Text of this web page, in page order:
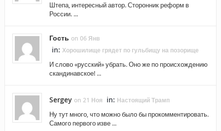
Штепа, интересный автор. Сторонник реформ в
России. ...
Гость on 06 Янв
in: Хорошилище грядет по гульбищу на позорище
И слово «русский» убрать. Оно же по происхождению
скандинавское! ...
Sergey on 21 Ноя in: Настоящий Трамп
Ну тут много, что можно было бы прокомментировать.
Самого первого изве ...